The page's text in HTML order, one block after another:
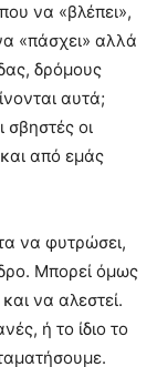
να «βλέπει»,
«πάσχει» αλλά
δρόμους
αυτά;
σβηστές οι
και από εμάς
να φυτρώσει,
Μπορεί όμως
να αλεστεί.
ή το ίδιο το